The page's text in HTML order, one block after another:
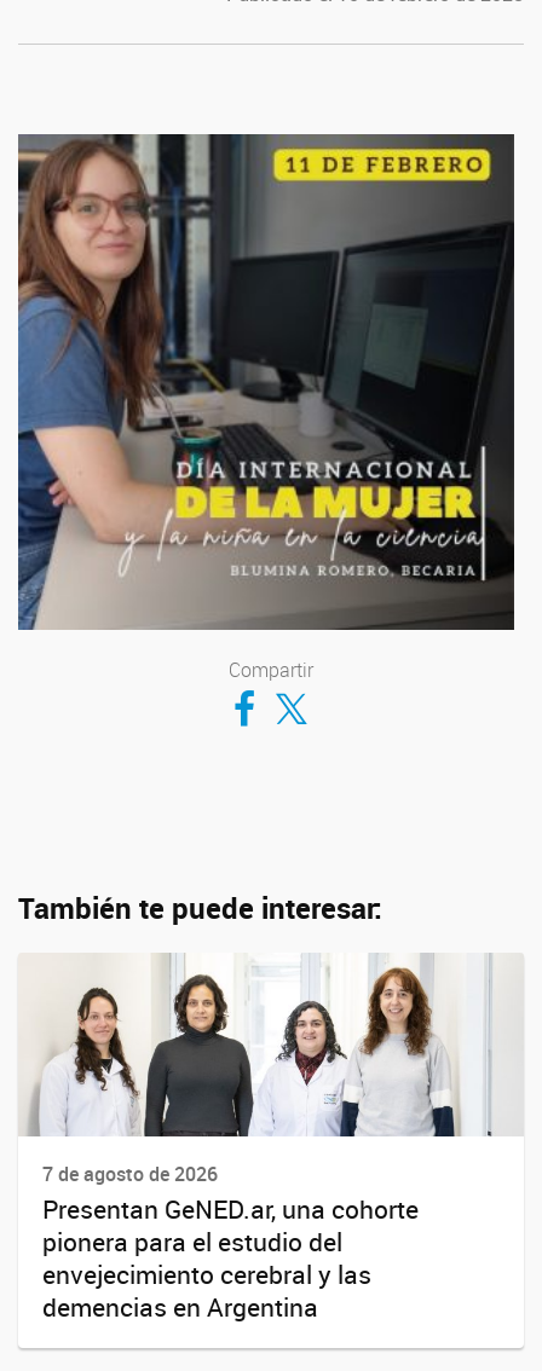
Compartir
Compartir en Facebook
Compartir en Twitter
También te puede interesar:
7 de agosto de 2026
Presentan GeNED.ar, una cohorte
pionera para el estudio del
envejecimiento cerebral y las
demencias en Argentina